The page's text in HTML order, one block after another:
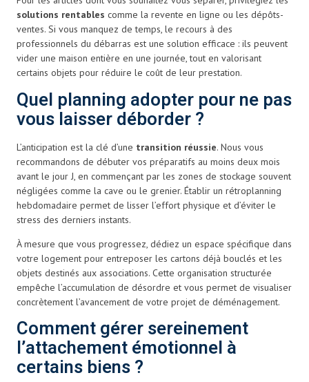
solutions rentables comme la revente en ligne ou les dépôts-
ventes. Si vous manquez de temps, le recours à des
professionnels du débarras est une solution efficace : ils peuvent
vider une maison entière en une journée, tout en valorisant
certains objets pour réduire le coût de leur prestation.
Quel planning adopter pour ne pas
vous laisser déborder ?
L’anticipation est la clé d’une transition réussie. Nous vous
recommandons de débuter vos préparatifs au moins deux mois
avant le jour J, en commençant par les zones de stockage souvent
négligées comme la cave ou le grenier. Établir un rétroplanning
hebdomadaire permet de lisser l’effort physique et d’éviter le
stress des derniers instants.
À mesure que vous progressez, dédiez un espace spécifique dans
votre logement pour entreposer les cartons déjà bouclés et les
objets destinés aux associations. Cette organisation structurée
empêche l’accumulation de désordre et vous permet de visualiser
concrètement l’avancement de votre projet de déménagement.
Comment gérer sereinement
l’attachement émotionnel à
certains biens ?